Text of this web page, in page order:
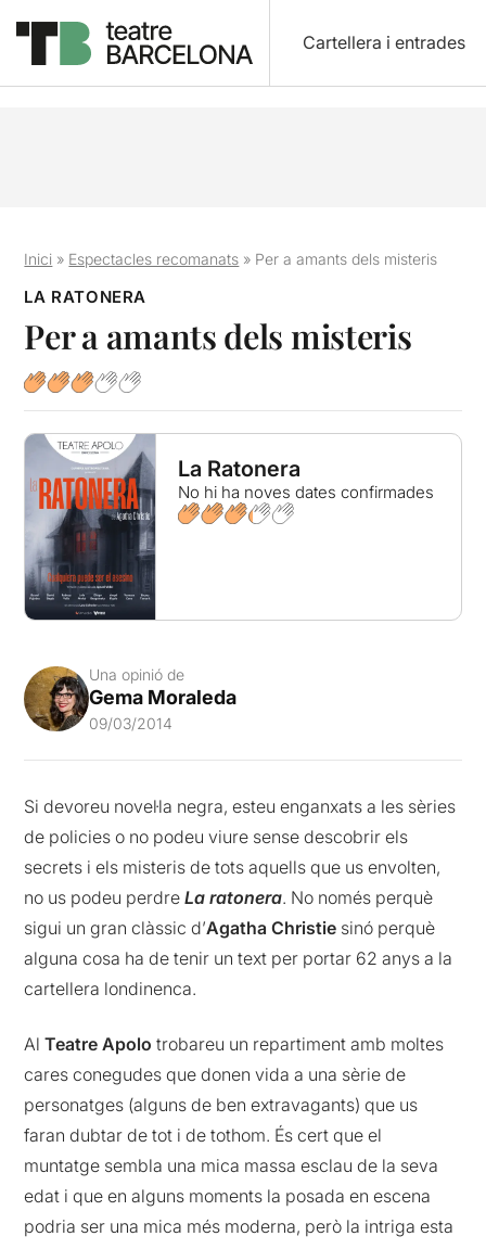
Cartellera i entrades
Inici » Espectacles recomanats » Per a amants dels misteris
LA RATONERA
Per a amants dels misteris
La Ratonera
No hi ha noves dates confirmades
Una opinió de
Gema Moraleda
09/03/2014
Si devoreu novel·la negra, esteu enganxats a les sèries
de policies o no podeu viure sense descobrir els
secrets i els misteris de tots aquells que us envolten,
no us podeu perdreLa ratonera. No només perquè
sigui un gran clàssic d’Agatha Christie sinó perquè
alguna cosa ha de tenir un text per portar 62 anys a la
cartellera londinenca.
AlTeatre Apolo trobareu un repartiment amb moltes
cares conegudes que donen vida a una sèrie de
personatges (alguns de ben extravagants) que us
faran dubtar de tot i de tothom. És cert que el
muntatge sembla una mica massa esclau de la seva
edat i que en alguns moments la posada en escena
podria ser una mica més moderna, però la intriga esta